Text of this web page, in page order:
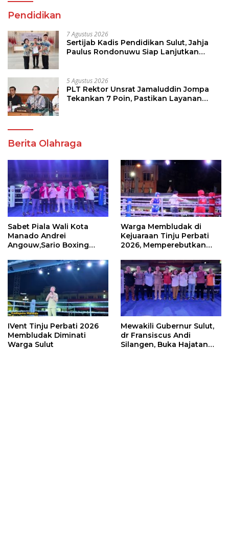
Pendidikan
7 Agustus 2026
Sertijab Kadis Pendidikan Sulut, Jahja
Paulus Rondonuwu Siap Lanjutkan
5 Agustus 2026
PLT Rektor Unsrat Jamaluddin Jompa
Tekankan 7 Poin, Pastikan Layanan
Berita Olahraga
Sabet Piala Wali Kota
Manado Andrei
Angouw,Sario Boxing
Perbati 2026
Warga Membludak di
Kejuaraan Tinju Perbati
2026, Memperebutkan
IVent Tinju Perbati 2026
Membludak Diminati
Warga Sulut
Mewakili Gubernur Sulut,
dr Fransiscus Andi
Silangen, Buka Hajatan